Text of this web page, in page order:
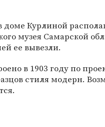
доме Курлиной
музея Самарской
ее вывезли.
в 1903 году по
стиля модерн.